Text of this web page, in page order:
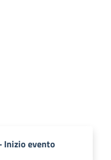
Inizio evento